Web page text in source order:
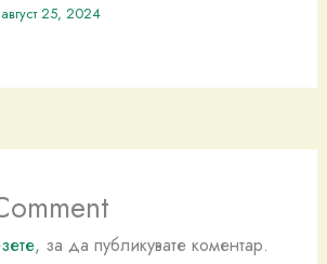
август 25, 2024
, за да публикувате коментар.